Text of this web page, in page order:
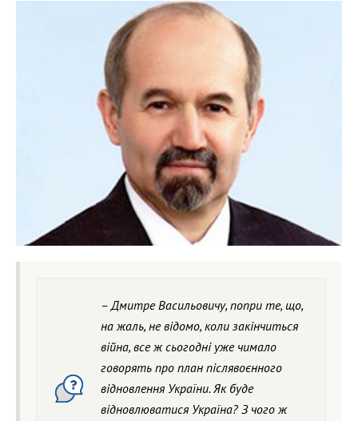
– Дмитре Васильовичу, попри те, що,
на жаль, не відомо, коли закінчиться
війна, все ж сьогодні уже чимало
говорять про план післявоєнного
відновлення України. Як буде
відновлюватися Україна? З чого ж